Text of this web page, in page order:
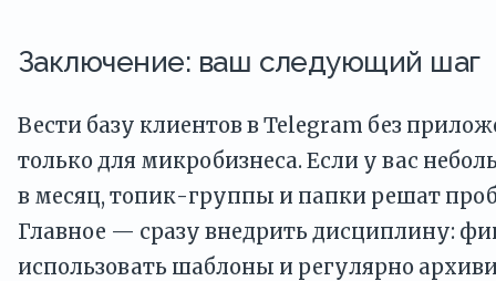
Заключение: ваш следующий шаг
Вести базу клиентов в Telegram без
только для микробизнеса. Если у вас
в месяц, топик-группы и папки решат
Главное — сразу внедрить дисциплину:
использовать шаблоны и регулярно